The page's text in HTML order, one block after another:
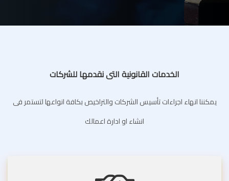
الخدمات القانونية التى نقدمها للشركات
يمكننا انهاء اجراءات تأسيس الشركات والتراخيص بكافة انواعها لتستمر فى
انشاء او ادارة اعمالك